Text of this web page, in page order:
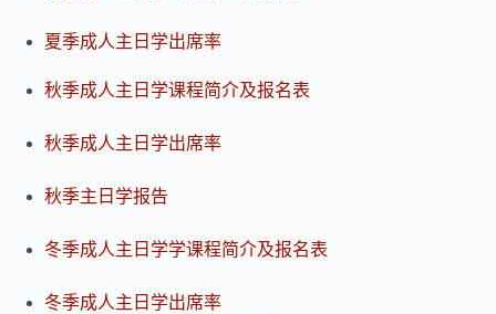
夏季成人主日学出席率
秋季成人主日学课程简介及报名表
秋季成人主日学出席率
秋季主日学报告
冬季成人主日学学课程简介及报名表
冬季成人主日学出席率